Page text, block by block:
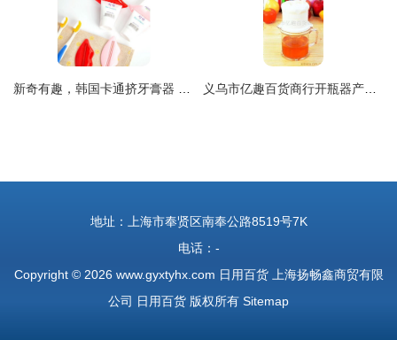
地址：上海市奉贤区南奉公路8519号7K
电话：-
Copyright © 2026 www.gyxtyhx.com 日用百货
上海扬畅鑫商贸有限
公司 日用百货 版权所有 Sitemap